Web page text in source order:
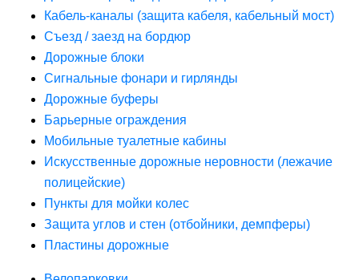
Кабель-каналы (защита кабеля, кабельный мост)
Съезд / заезд на бордюр
Дорожные блоки
Сигнальные фонари и гирлянды
Дорожные буферы
Барьерные ограждения
Мобильные туалетные кабины
Искусственные дорожные неровности (лежачие
полицейские)
Пункты для мойки колес
Защита углов и стен (отбойники, демпферы)
Пластины дорожные